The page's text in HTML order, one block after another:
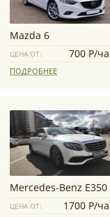
Mazda 6
ЦЕНА ОТ: 700 Р/
ПОДРОБНЕЕ
Mercedes-Benz E350
ЦЕНА ОТ: 1700 Р/